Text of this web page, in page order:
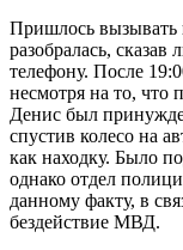
Пришлось
разобралась,
телефону. После
несмотря на то, что
Денис был
спустив колесо на
как находку. Было
однако отдел
данному факту, в
бездействие МВД.